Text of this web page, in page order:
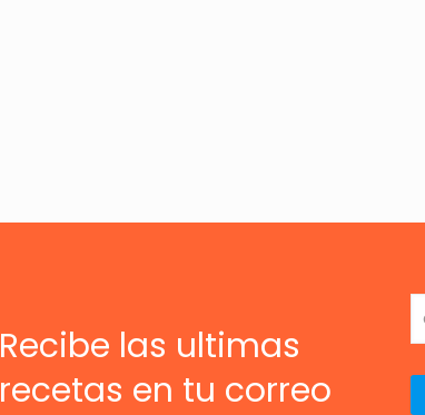
Recibe las ultimas
recetas en tu correo